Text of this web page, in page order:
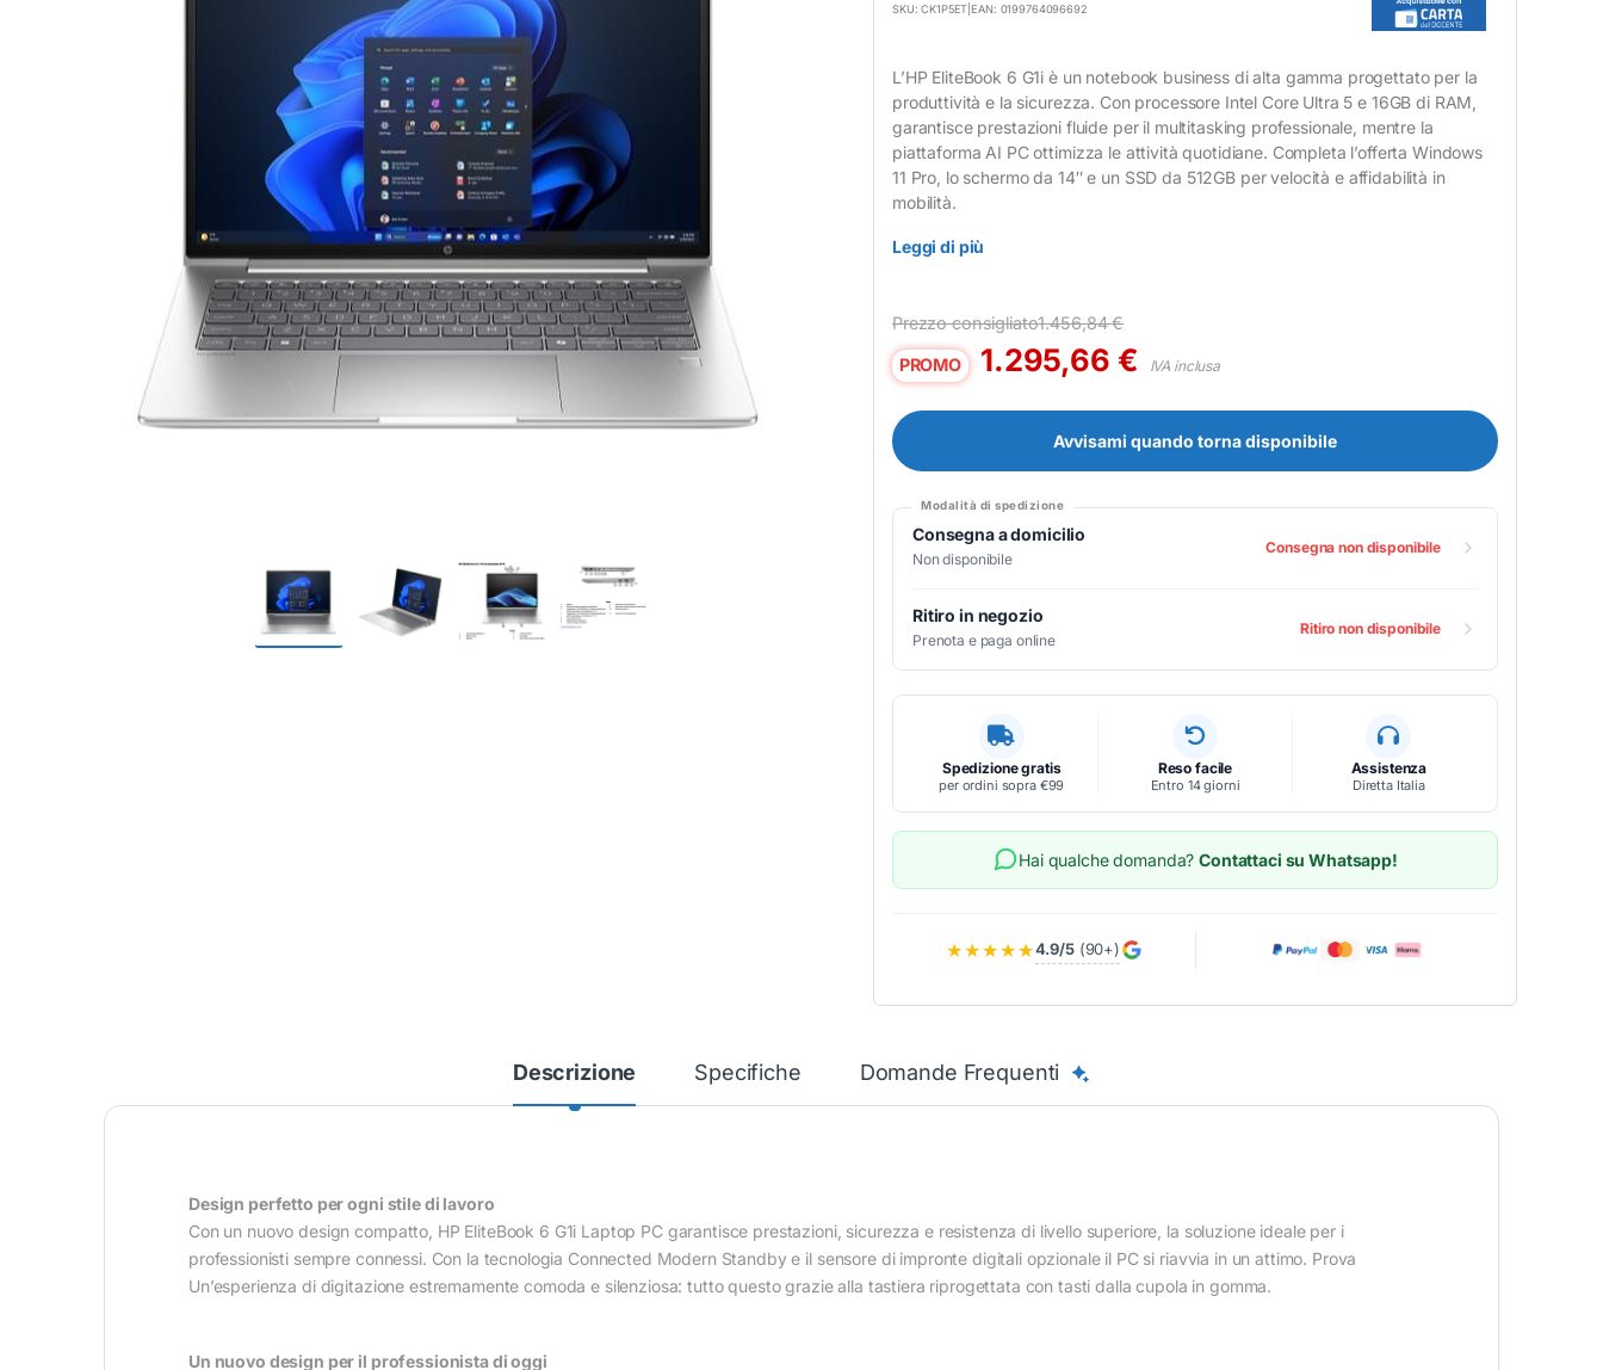
SKU: CK1P5ET |EAN: 0199764096692
L’HP EliteBook 6 G1i è un notebook business di alta gamma progettato per la
produttività e la sicurezza. Con processore Intel Core Ultra 5 e 16GB di RAM,
garantisce prestazioni fluide per il multitasking professionale, mentre la
piattaforma AI PC ottimizza le attività quotidiane. Completa l’offerta Windows
11 Pro, lo schermo da 14″ e un SSD da 512GB per velocità e affidabilità in
mobilità.
Leggi di più
Prezzo consigliato1.456,84€
PROMO 1.295,66 € IVA inclusa
Avvisami quando torna disponibile
Modalità di spedizione
Consegna a domicilio
Non disponibile
Consegna non disponibile
Ritiro in negozio
Prenota e paga online
Ritiro non disponibile
Spedizione gratis
per ordini sopra €99
Reso facile
Entro 14 giorni
Assistenza
Diretta Italia
Hai qualche domanda?Contattaci su Whatsapp!
★★★★★4.9/5(90+)
Descrizione Specifiche Domande Frequenti
Design perfetto per ogni stile di lavoro
Con un nuovo design compatto, HP EliteBook 6 G1i Laptop PC garantisce prestazioni, sicurezza e resistenza di livello superiore, la soluzione ideale per i
professionisti sempre connessi. Con la tecnologia Connected Modern Standby e il sensore di impronte digitali opzionale il PC si riavvia in un attimo. Prova
Un’esperienza di digitazione estremamente comoda e silenziosa: tutto questo grazie alla tastiera riprogettata con tasti dalla cupola in gomma.
Un nuovo design per il professionista di oggi